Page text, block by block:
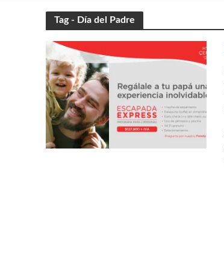
Tag - Día del Padre